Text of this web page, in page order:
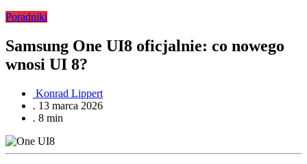
Poradniki
Samsung One UI8 oficjalnie: co nowego
wnosi UI 8?
Konrad Lippert
. 13 marca 2026
. 8 min